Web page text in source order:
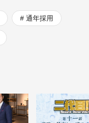
通年採用